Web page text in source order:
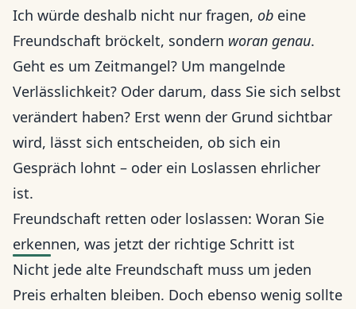
Ich würde deshalb nicht nur fragen, ob eine
Freundschaft bröckelt, sondern woran genau.
Geht es um Zeitmangel? Um mangelnde
Verlässlichkeit? Oder darum, dass Sie sich selbst
verändert haben? Erst wenn der Grund sichtbar
wird, lässt sich entscheiden, ob sich ein
Gespräch lohnt – oder ein Loslassen ehrlicher
ist.
Freundschaft retten oder loslassen: Woran Sie
erkennen, was jetzt der richtige Schritt ist
Nicht jede alte Freundschaft muss um jeden
Preis erhalten bleiben. Doch ebenso wenig sollte